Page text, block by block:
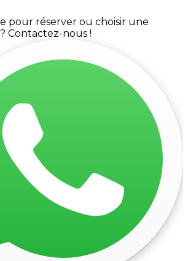
pour réserver ou choisir une
Contactez-nous !